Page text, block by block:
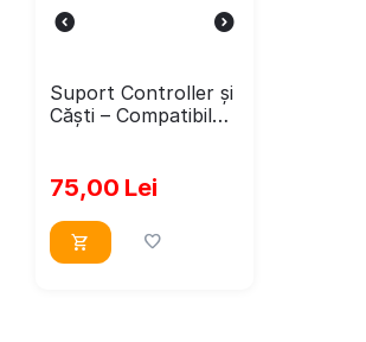
​Suport Controller și
Căști – Compatibil
Cabluri cu 2 Sloturi
75,00 Lei